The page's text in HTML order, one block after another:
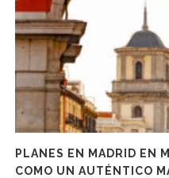
PLANES EN MADRID EN
COMO UN AUTÉNTICO